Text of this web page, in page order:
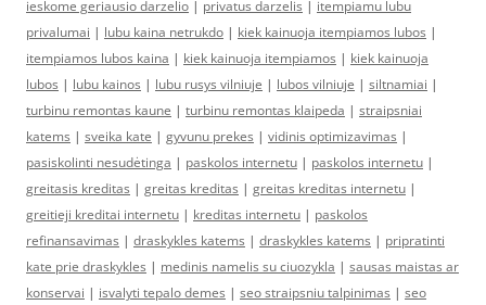
ieskome geriausio darzelio | privatus darzelis | itempiamu lubu
privalumai | lubu kaina netrukdo | kiek kainuoja itempiamos lubos |
itempiamos lubos kaina | kiek kainuoja itempiamos | kiek kainuoja
lubos | lubu kainos | lubu rusys vilniuje | lubos vilniuje | siltnamiai |
turbinu remontas kaune | turbinu remontas klaipeda | straipsniai
katems | sveika kate | gyvunu prekes | vidinis optimizavimas |
pasiskolinti nesudėtinga | paskolos internetu | paskolos internetu |
greitasis kreditas | greitas kreditas | greitas kreditas internetu |
greitieji kreditai internetu | kreditas internetu | paskolos
refinansavimas | draskykles katems | draskykles katems | pripratinti
kate prie draskykles | medinis namelis su ciuozykla | sausas maistas ar
konservai | isvalyti tepalo demes | seo straipsniu talpinimas | seo